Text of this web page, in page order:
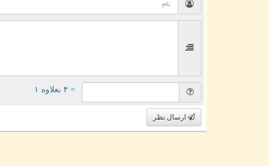
= ۴ بعلاوه ۱
ارسال نظر